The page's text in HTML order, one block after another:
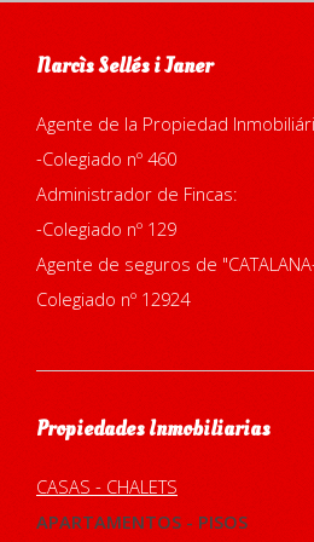
Narcìs Sellés i Janer
Agente de la Propiedad
-Colegiado nº 460
Administrador de Fincas:
-Colegiado nº 129
Agente de seguros de
Colegiado nº 12924
Propiedades Inmobiliarias
CASAS - CHALETS
APARTAMENTOS - PISOS